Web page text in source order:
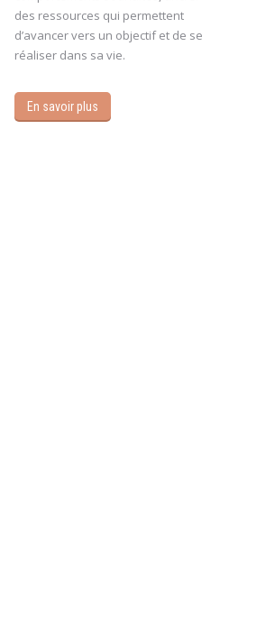
des ressources qui permettent
d’avancer vers un objectif et de se
réaliser dans sa vie.
En savoir plus